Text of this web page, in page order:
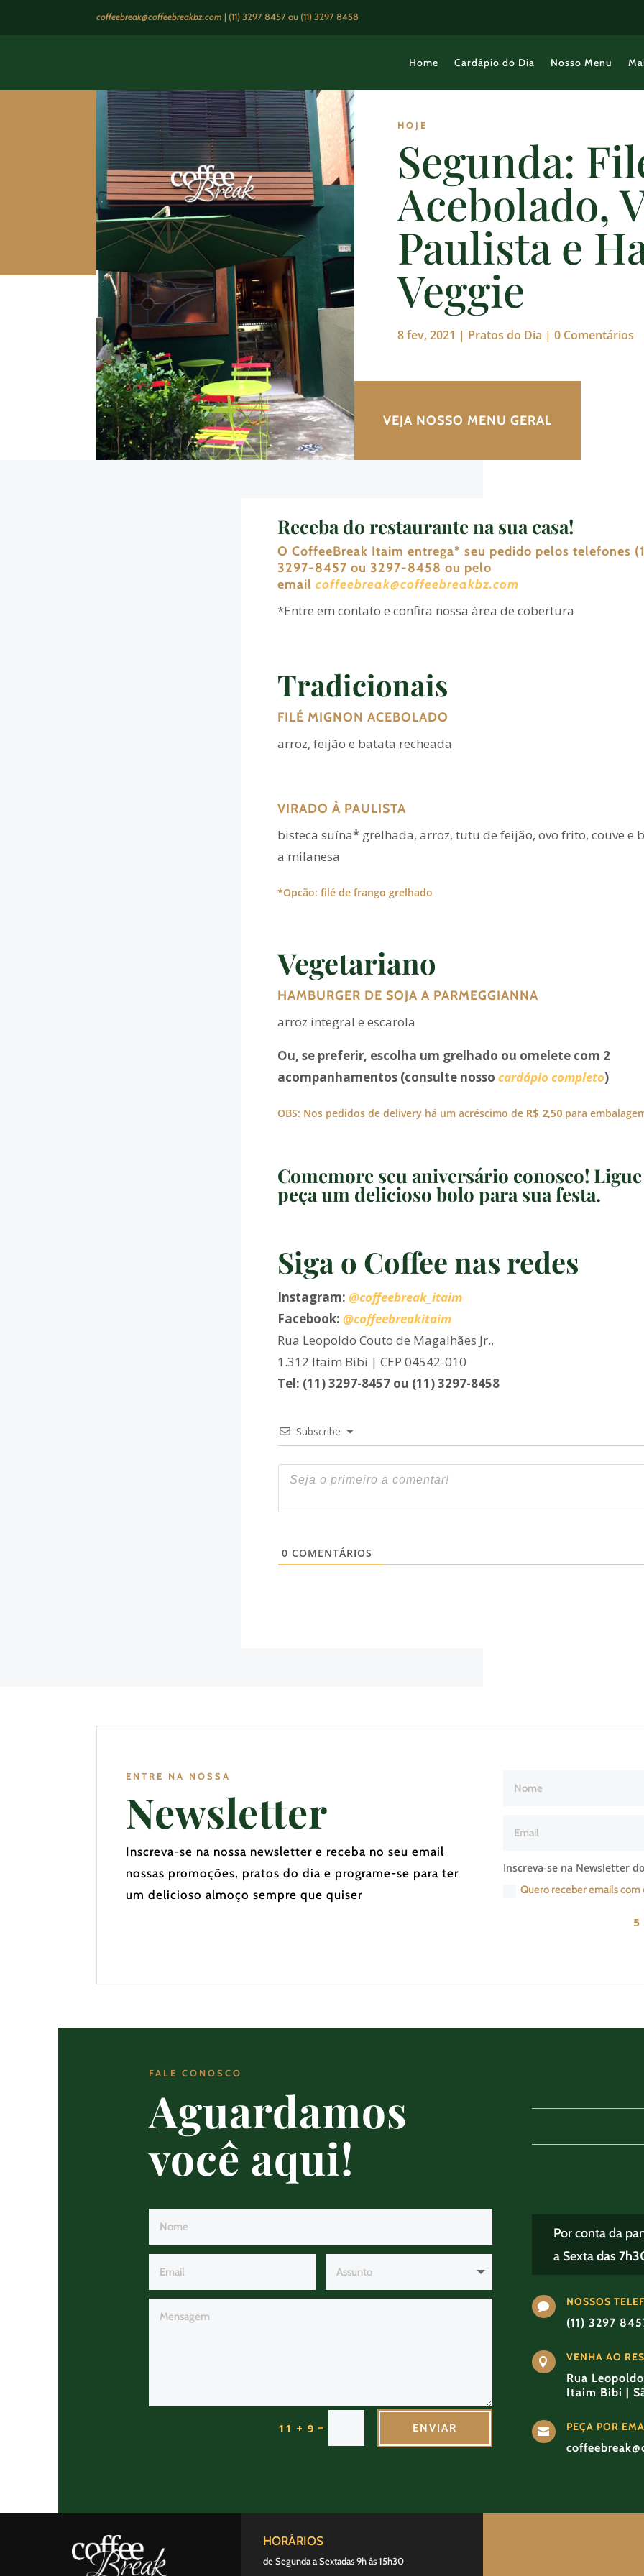
coffeebreak@coffeebreakbz.com | (11) 3297 8457ou (11) 3297 8458
Home Cardápio do Dia Nosso Menu
HOJE
Segunda:
Acebolado,
Paulista e
Veggie
8 fev, 2021 | Pratos do Dia | 0 Comentários
VEJA NOSSO MENU GERAL
Receba do restaurante na sua casa!
O CoffeeBreak Itaim entrega* seu pedido pelos telefones
3297-8457 ou 3297-8458 ou pelo
email coffeebreak@coffeebreakbz.com
*Entre em contato e confira nossa área de cobertura
Tradicionais
FILÉ MIGNON ACEBOLADO
arroz, feijão e batata recheada
VIRADO À PAULISTA
bisteca suína* grelhada, arroz, tutu de feijão, ovo frito, couve e
a milanesa
*Opcão: filé de frango grelhado
Vegetariano
HAMBURGER DE SOJA A PARMEGGIANNA
arroz integral e escarola
Ou, se preferir, escolha um grelhado ou omelete com 2
acompanhamentos (consulte nosso cardápio completo)
OBS: Nos pedidos de delivery há um acréscimo de R$ 2,50 para
Comemore seu aniversário conosco!
peça um delicioso bolo para sua festa.
Siga o Coffee nas redes
Instagram: @coffeebreak_itaim
Facebook: @coffeebreakitaim
Rua Leopoldo Couto de Magalhães Jr.,
1.312 Itaim Bibi | CEP 04542-010
Tel: (11) 3297-8457 ou (11) 3297-8458
Subscribe
0 COMENTÁRIOS
ENTRE NA NOSSA
Newsletter
Inscreva-se na nossa newsletter e receba no seu email
nossas promoções, pratos do dia e programe-se para ter
um delicioso almoço sempre que quiser
Inscreva-se na Newsletter
Quero receber emails
5
FALE CONOSCO
Aguardamos
você aqui!
11 + 9 = ENVIAR
Por conta da
a Sextadas
 NOSSOS
(11) 3297
 VENHA AO
Rua
Itaim Bibi |
 PEÇA POR
HORÁRIOS
de Segunda a Sextadas 9h às 15h30